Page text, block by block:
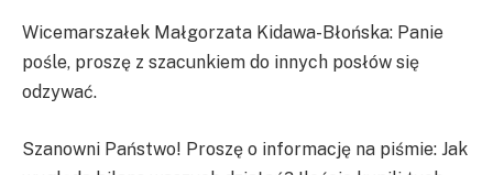
Wicemarszałek Małgorzata Kidawa-Błońska: Panie
pośle, proszę z szacunkiem do innych posłów się
odzywać.
Szanowni Państwo! Proszę o informację na piśmie: Jak